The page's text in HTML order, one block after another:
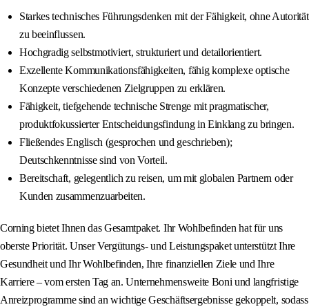
Starkes technisches Führungsdenken mit der Fähigkeit, ohne Autorität
zu beeinflussen.
Hochgradig selbstmotiviert, strukturiert und detailorientiert.
Exzellente Kommunikationsfähigkeiten, fähig komplexe optische
Konzepte verschiedenen Zielgruppen zu erklären.
Fähigkeit, tiefgehende technische Strenge mit pragmatischer,
produktfokussierter Entscheidungsfindung in Einklang zu bringen.
Fließendes Englisch (gesprochen und geschrieben);
Deutschkenntnisse sind von Vorteil.
Bereitschaft, gelegentlich zu reisen, um mit globalen Partnern oder
Kunden zusammenzuarbeiten.
Corning bietet Ihnen das Gesamtpaket. Ihr Wohlbefinden hat für uns
oberste Priorität. Unser Vergütungs- und Leistungspaket unterstützt Ihre
Gesundheit und Ihr Wohlbefinden, Ihre finanziellen Ziele und Ihre
Karriere – vom ersten Tag an. Unternehmensweite Boni und langfristige
Anreizprogramme sind an wichtige Geschäftsergebnisse gekoppelt, sodass